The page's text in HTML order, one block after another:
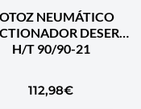
NEUMÁTICO
DESERT
H/T 90/90-21
112,98€